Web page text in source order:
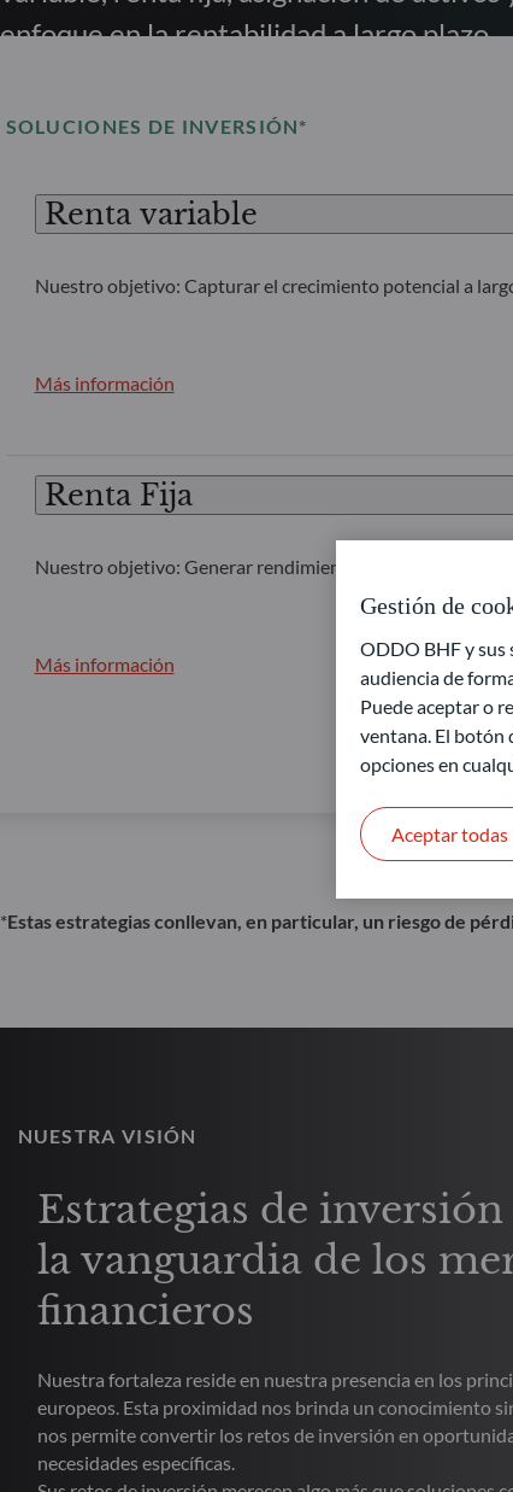
enfoque en la rentabilidad a largo plazo.
SOLUCIONES DE INVERSIÓN*
Renta variable
Nuestro objetivo: Capturar el crecimiento potencial a
Más información
Renta Fija
Nuestro objetivo: Generar rendimiento en diferentes
Más información
*Estas estrategias conllevan, en particular, un riesgo de
NUESTRA VISIÓN
Estrategias de
la vanguardia de los
financieros
Nuestra fortaleza reside en nuestra presencia en los
europeos. Esta proximidad nos brinda un conocimiento
nos permite convertir los retos de inversión en
necesidades específicas.
Gestión de
ODDO BHF y sus
audiencia de
Puede aceptar o
ventana. El botón
opciones en
Aceptar todas